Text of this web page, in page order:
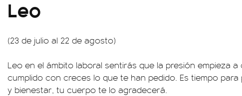
Leo
(23 de julio al 22 de agosto)
Leo en el ámbito laboral sentirás que la presión empieza
cumplido con creces lo que te han pedido. Es tiempo
y bienestar, tu cuerpo te lo agradecerá.